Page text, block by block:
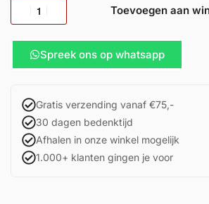
Toevoegen aan
Spreek ons op whatsapp
Gratis verzending vanaf €75,-
30 dagen bedenktijd
Afhalen in onze winkel mogelijk
1.000+ klanten gingen je voor